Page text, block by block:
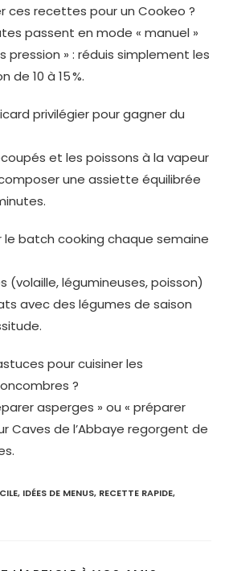
ces recettes pour un Cookeo ?
passent en mode « manuel »
pression » : réduis simplement les
de 10 à 15 %.
privilégier pour gagner du
et les poissons à la vapeur
une assiette équilibrée
batch cooking chaque semaine
(volaille, légumineuses, poisson)
avec des légumes de saison
pour cuisiner les
?
asperges » ou « préparer
Caves de l’Abbaye regorgent de
, IDÉES DE MENUS, RECETTE RAPIDE,